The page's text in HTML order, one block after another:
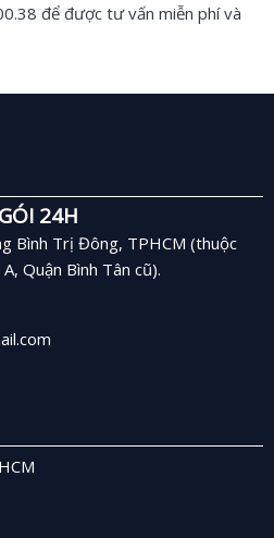
để được tư vấn miễn phí và
24H
Bình Trị Đông, TPHCM (thuộc
Quận Bình Tân cũ).